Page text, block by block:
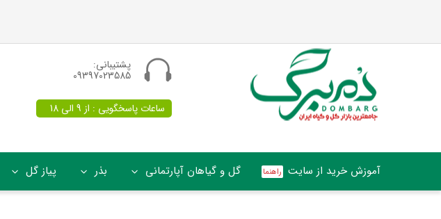
پشتیبانی:
09397023585
ساعات پاسخگویی : از 9 الی 18
آموزش خرید از سایت گل و گیاهان آپارتمانی بذر پیاز گل